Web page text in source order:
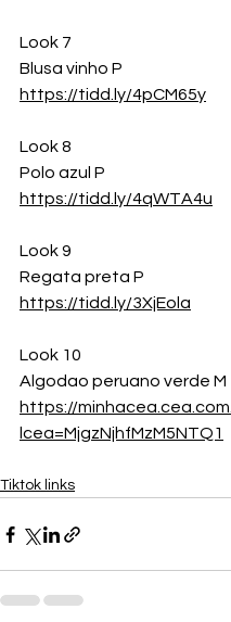
Look 7
Blusa vinho P
https://tidd.ly/4pCM65y
Look 8
Polo azul P
https://tidd.ly/4qWTA4u
Look 9
Regata preta P
https://tidd.ly/3XjEola
Look 10
Algodao peruano verde M
https://
lcea=MjgzNjhfMzM5NTQ1
Tiktok links